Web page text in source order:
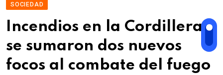
SOCIEDAD
Incendios en la Cordillera:
se sumaron dos nuevos
focos al combate del fuego